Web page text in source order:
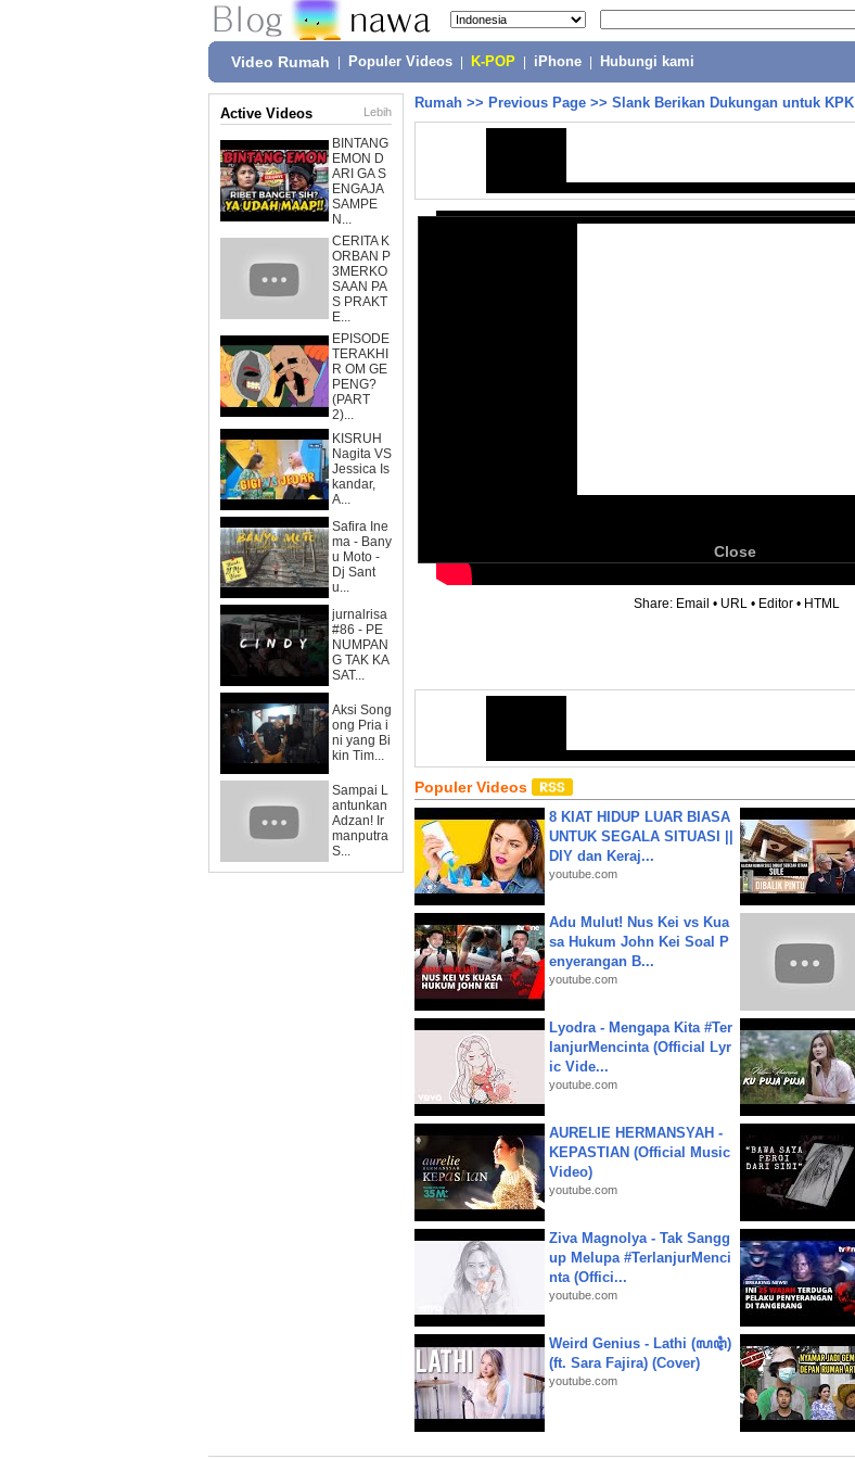
Video Rumah Populer Videos K-POP iPhone Hubungi kami
Active Videos Lebih
BINTANG
EMON D
ARI GA S
ENGAJA
SAMPE
N...
CERITA K
ORBAN P
3MERKO
SAAN PA
S PRAKT
E...
EPISODE
TERAKHI
R OM GE
PENG?
(PART
2)...
KISRUH
Nagita VS
Jessica Is
kandar,
A...
Safira Ine
ma - Bany
u Moto -
Dj Sant
u...
jurnalrisa
#86 - PE
NUMPAN
G TAK KA
SAT...
Aksi Song
ong Pria i
ni yang Bi
kin Tim...
Sampai L
antunkan
Adzan! Ir
manputra
S...
Rumah >> Previous Page >> Slank Berikan Dukungan untuk KPK
Close
Share: Email • URL • Editor • HTML
Populer Videos
8 KIAT HIDUP LUAR BIASA
UNTUK SEGALA SITUASI ||
DIY dan Keraj...
youtube.com
Adu Mulut! Nus Kei vs Kua
sa Hukum John Kei Soal P
enyerangan B...
youtube.com
Lyodra - Mengapa Kita #Ter
lanjurMencinta (Official Lyr
ic Vide...
youtube.com
AURELIE HERMANSYAH -
KEPASTIAN (Official Music
Video)
youtube.com
Ziva Magnolya - Tak Sangg
up Melupa #TerlanjurMenci
nta (Offici...
youtube.com
Weird Genius - Lathi (ꦭꦛꦶ)
(ft. Sara Fajira) (Cover)
youtube.com